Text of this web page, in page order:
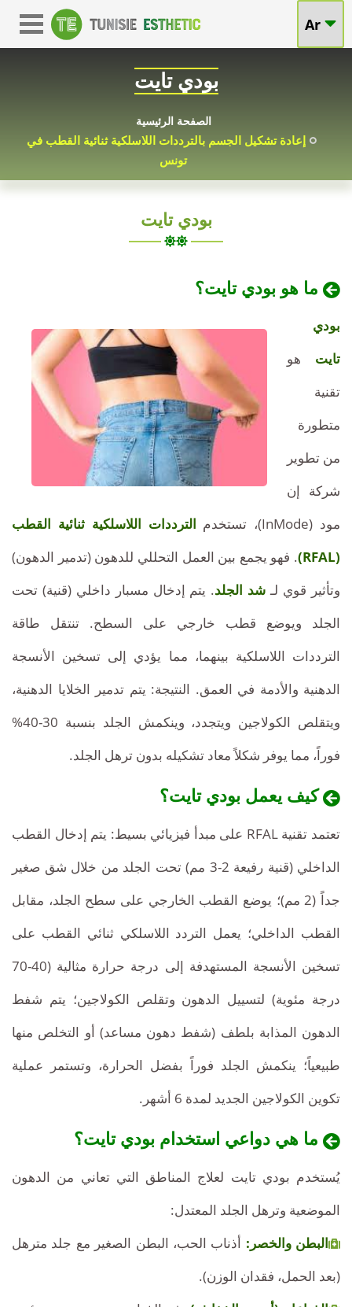
Ar
بودي تايت
الصفحة الرئيسية
إعادة تشكيل الجسم بالترددات اللاسلكية ثنائية القطب في
تونس
تايت
في
تونس:
الترددات
اللاسلكية
ثنائية
القطب
لإعادة
تشكيل
الجسم
وشد
الجلد
بأسعار
معقولة
بودي تايت
03-
تايت
تونس
بأسعار
تقنية
من
الترددات
اللاسلكية
ثنائية
تقضي
على
الدهون
الموضعية
الجلد،
بدون
عيوب
الجراحة
(ندوب،
تخدير
عام،
مترهل).
ما هو بودي تايت؟
بودي
تايت هو
تقنية
متطورة
من تطوير
شركة إن
مود (InMode)، تستخدم
الترددات اللاسلكية ثنائية القطب
(RFAL)
. فهو يجمع بين العمل التحللي للدهون (تدمير الدهون)
وتأثير قوي لـ شد الجلد. يتم إدخال مسبار داخلي (قنية) تحت
الجلد ويوضع قطب خارجي على السطح. تنتقل طاقة
الترددات اللاسلكية بينهما، مما يؤدي إلى تسخين الأنسجة
الدهنية والأدمة في العمق. النتيجة: يتم تدمير الخلايا الدهنية،
ويتقلص الكولاجين ويتجدد، وينكمش الجلد بنسبة 30-40%
فوراً، مما يوفر شكلاً معاد تشكيله بدون ترهل الجلد.
كيف يعمل بودي تايت؟
تعتمد تقنية RFAL على مبدأ فيزيائي بسيط: يتم إدخال القطب
الداخلي (قنية رفيعة 2-3 مم) تحت الجلد من خلال شق صغير
جداً (2 مم)؛ يوضع القطب الخارجي على سطح الجلد، مقابل
القطب الداخلي؛ يعمل التردد اللاسلكي ثنائي القطب على
تسخين الأنسجة المستهدفة إلى درجة حرارة مثالية (40-70
درجة مئوية) لتسييل الدهون وتقلص الكولاجين؛ يتم شفط
الدهون المذابة بلطف (شفط دهون مساعد) أو التخلص منها
طبيعياً؛ ينكمش الجلد فوراً بفضل الحرارة، وتستمر عملية
تكوين الكولاجين الجديد لمدة 6 أشهر.
ما هي دواعي استخدام بودي تايت؟
يُستخدم بودي تايت لعلاج المناطق التي تعاني من الدهون
الموضعية وترهل الجلد المعتدل:
البطن والخصر: أذناب الحب، البطن الصغير مع جلد مترهل
(بعد الحمل، فقدان الوزن).